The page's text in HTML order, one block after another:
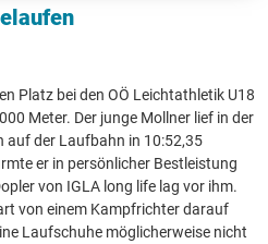
Platz bei den OÖ Leichtathletik U18
Meter. Der junge Mollner lief in der
auf der Laufbahn in 10:52,35
er in persönlicher Bestleistung
von IGLA long life lag vor ihm.
von einem Kampfrichter darauf
Laufschuhe möglicherweise nicht